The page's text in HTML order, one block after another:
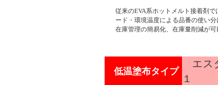
従来のEVA系ホットメルト接着剤
ード・環境温度による品番の使い
在庫管理の簡易化、在庫量削減が
低温塗布タイプ
エス
１